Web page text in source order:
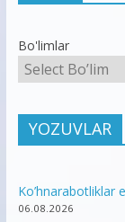
Bo'limlar
YOZUVLAR
Ko’hnarabotliklar
06.08.2026